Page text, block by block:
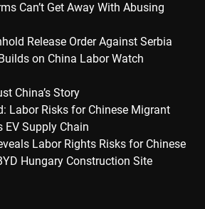
Can’t Get Away With Abusing
Release Order Against Serbia
on China Labor Watch
China’s Story
Labor Risks for Chinese Migrant
EV Supply Chain
Labor Rights Risks for Chinese
Hungary Construction Site